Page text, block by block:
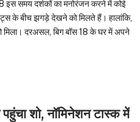
समय दर्शकों का मनोरंजन करने में कोई
के बीच झगड़े देखने को मिलते हैं। हालांकि,
दरअसल, बिग बॉस 18 के घर में अपने
पहुंचा शो, नॉमिनेशन टास्क में